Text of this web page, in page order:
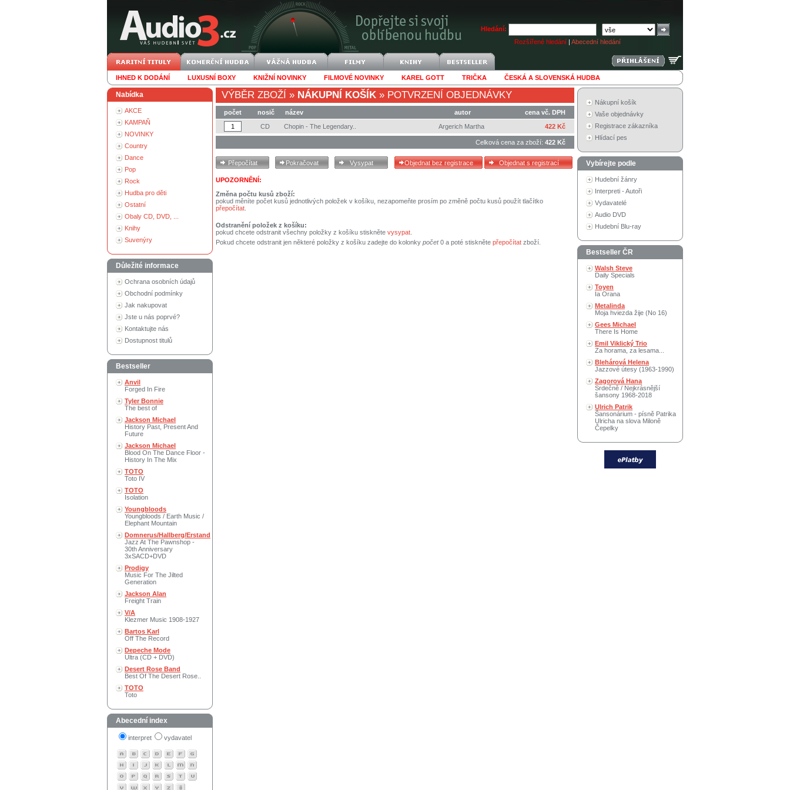
Hledání:
Rozšířené hledání | Abecední hledání
IHNED K DODÁNÍ LUXUSNÍ BOXY KNIŽNÍ NOVINKY FILMOVÉ NOVINKY KAREL GOTT TRIČKA ČESKÁ A SLOVENSKÁ HUDBA
Nabídka
AKCE
KAMPAŇ
NOVINKY
Country
Dance
Pop
Rock
Hudba pro děti
Ostatní
Obaly CD, DVD, ...
Knihy
Suvenýry
Důležité informace
Ochrana osobních údajů
Obchodní podmínky
Jak nakupovat
Jste u nás poprvé?
Kontaktujte nás
Dostupnost titulů
Bestseller
Anvil
Forged In Fire
Tyler Bonnie
The best of
Jackson Michael
History Past, Present And
Future
Jackson Michael
Blood On The Dance Floor -
History In The Mix
TOTO
Toto IV
TOTO
Isolation
Youngbloods
Youngbloods / Earth Music /
Elephant Mountain
Domnerus/Hallberg/Erstand
Jazz At The Pawnshop -
30th Anniversary
3xSACD+DVD
Prodigy
Music For The Jilted
Generation
Jackson Alan
Freight Train
V/A
Klezmer Music 1908-1927
Bartos Karl
Off The Record
Depeche Mode
Ultra (CD + DVD)
Desert Rose Band
Best Of The Desert Rose..
TOTO
Toto
Abecední index
interpret vydavatel
VÝBĚR ZBOŽÍ » NÁKUPNÍ KOŠÍK » POTVRZENÍ OBJEDNÁVKY
počet nosič název autor
cena vč. DPH
CD
Chopin - The Legendary.. Argerich Martha 422 Kč
Celková cena za zboží: 422 Kč
UPOZORNĚNÍ:
Změna počtu kusů zboží:
pokud měníte počet kusů jednotlivých položek v košíku, nezapomeňte prosím po změně počtu kusů použít tlačítko
přepočítat
Odstranění položek z košíku:
pokud chcete odstranit všechny položky z košíku stiskněte vysypat
Pokud chcete odstranit jen některé položky z košíku zadejte do kolonky počet0 a poté stiskněte přepočítat zboží.
Nákupní košík
Vaše objednávky
Registrace zákazníka
Hlídací pes
Vybírejte podle
Hudební žánry
Interpreti - Autoři
Vydavatelé
Audio DVD
Hudební Blu-ray
Bestseller ČR
Walsh Steve
Daily Specials
Toyen
Ia Orana
Metalinda
Moja hviezda žije (No 16)
Gees Michael
There Is Home
Emil Viklický Trio
Za horama, za lesama...
Blehárová Helena
Jazzové útesy (1963-1990)
Zagorová Hana
Srdečně / Nejkrásnější
šansony 1968-2018
Ulrich Patrik
Šansonárium - písně Patrika
Ulricha na slova Miloně
Čepelky